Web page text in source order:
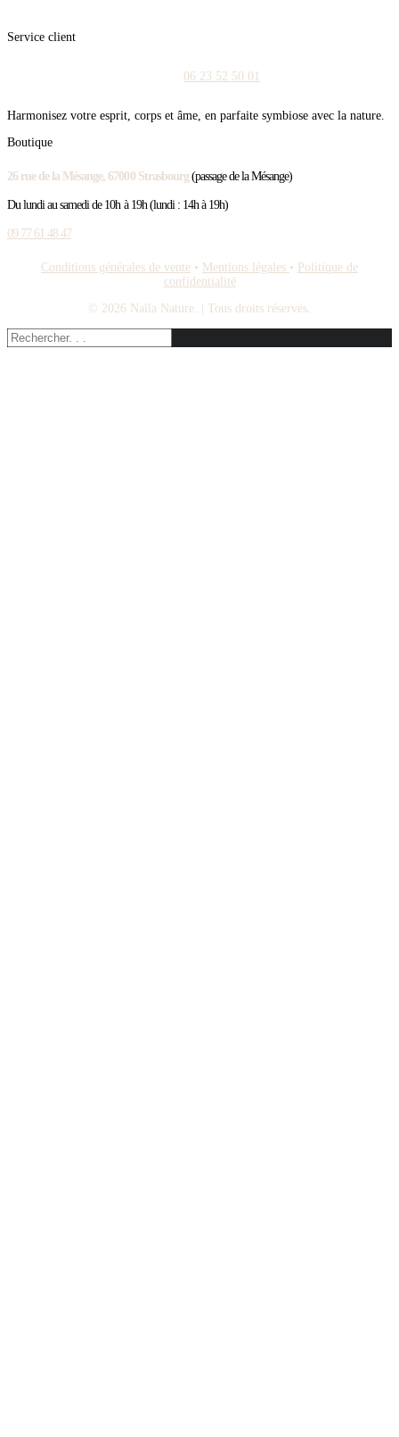
Service client
06 23 52 50 01
Harmonisez votre esprit, corps et âme, en parfaite symbiose avec la nature.
Boutique
26 rue de la Mésange, 67000 Strasbourg(passage de la Mésange)
Du lundi au samedi de 10h à 19h (lundi : 14h à 19h)
09 77 61 48 47
Conditions générales de vente • Mentions légales • Politique de
confidentialité
© 2026 Naïla Nature.
| Tous droits réservés.